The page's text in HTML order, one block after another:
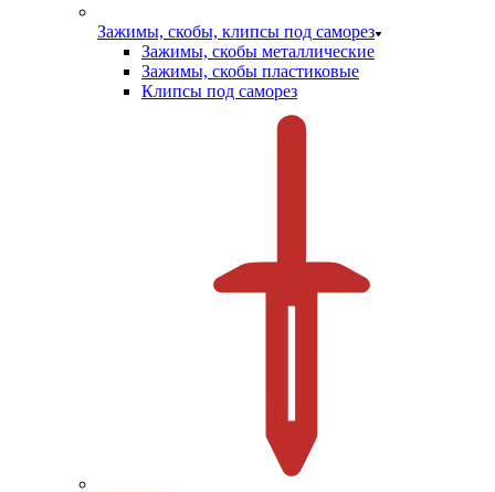
Зажимы, скобы, клипсы под саморез
Зажимы, скобы металлические
Зажимы, скобы пластиковые
Клипсы под саморез